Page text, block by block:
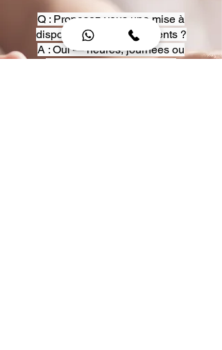
Q : Proposez-vous une mise à
disposition pour événements ?
A : Oui — heures, journées ou